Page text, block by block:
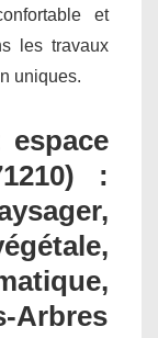
et
les travaux
uniques.
:
Arbres